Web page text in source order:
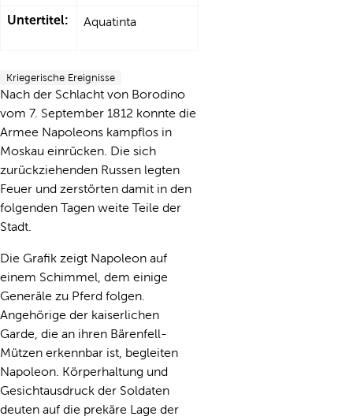
Untertitel: Aquatinta
Kriegerische Ereignisse
Nach der Schlacht von Borodino
vom 7. September 1812 konnte die
Armee Napoleons kampflos in
Moskau einrücken. Die sich
zurückziehenden Russen legten
Feuer und zerstörten damit in den
folgenden Tagen weite Teile der
Stadt.
Die Grafik zeigt Napoleon auf
einem Schimmel, dem einige
Generäle zu Pferd folgen.
Angehörige der kaiserlichen
Garde, die an ihren Bärenfell-
Mützen erkennbar ist, begleiten
Napoleon. Körperhaltung und
Gesichtausdruck der Soldaten
deuten auf die prekäre Lage der